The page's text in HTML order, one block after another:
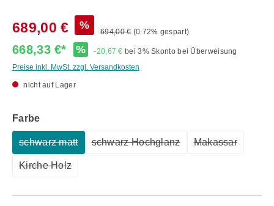
689,00 € %
694,00 € (0.72% gespart)
668,33 €* % -20,67 € bei 3% Skonto bei Überweisung
Preise inkl. MwSt. zzgl. Versandkosten
nicht auf Lager
Farbeauswählen
schwarz matt
(Diese Option ist zurzeit nicht verfügbar.)
schwarz Hochglanz
(Diese Option ist zurzeit nicht
Makassar
Kirche Holz